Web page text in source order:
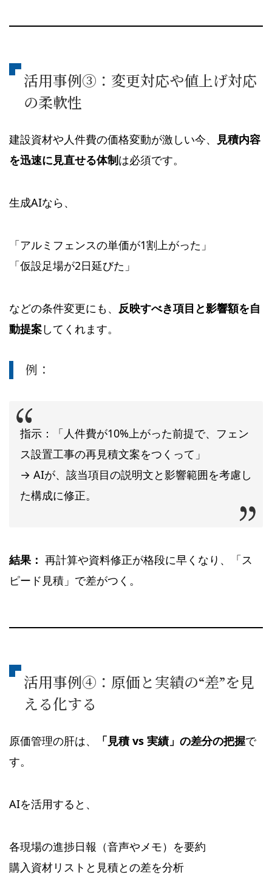
活用事例③：変更対応や値上げ対応
の柔軟性
建設資材や人件費の価格変動が激しい今、
見積内容
を迅速に見直せる体制 は必須です。
生成AIなら、
「アルミフェンスの単価が1割上がった」
「仮設足場が2日延びた」
などの条件変更にも、 反映すべき項目と影響額を自
動提案してくれます。
例：
指示：「人件費が10%上がった前提で、フェン
ス設置工事の再見積文案をつくって」
→ AIが、該当項目の説明文と影響範囲を考慮し
た構成に修正。
結果： 再計算や資料修正が格段に早くなり、「ス
ピード見積」で差がつく。
活用事例④：原価と実績の“差”を見
える化する
原価管理の肝は、 「見積 vs 実績」の差分の把握で
す。
AIを活用すると、
各現場の進捗日報（音声やメモ）を要約
購入資材リストと見積との差を分析